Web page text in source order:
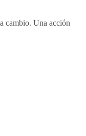
cambio. Una acción